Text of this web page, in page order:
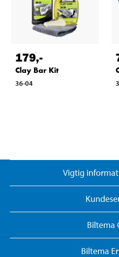
179,-
Clay Bar Kit
36-04
Vigtig
Biltema
Biltema